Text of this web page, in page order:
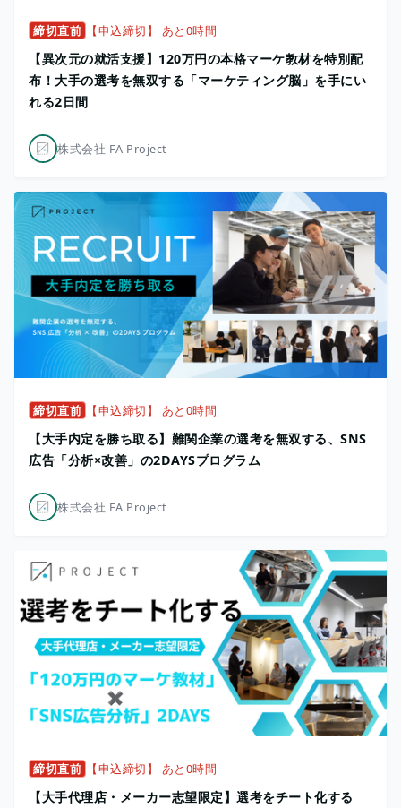
締切直前 【申込締切】 あと0時間
【異次元の就活支援】120万円の本格マーケ教材を特別配
布！大手の選考を無双する「マーケティング脳」を手にい
れる2日間
株式会社 FA Project
締切直前 【申込締切】 あと0時間
【大手内定を勝ち取る】難関企業の選考を無双する、SNS
広告「分析×改善」の2DAYSプログラム
株式会社 FA Project
締切直前 【申込締切】 あと0時間
【大手代理店・メーカー志望限定】選考をチート化する